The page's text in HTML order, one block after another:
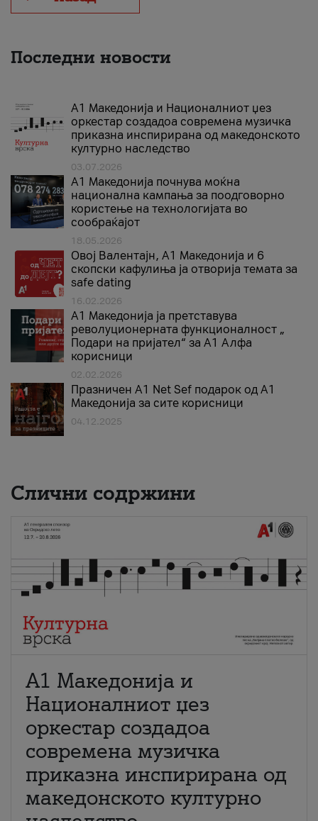
Последни новости
А1 Македонија и Националниот џез
оркестар создадоа современа музичка
приказна инспирирана од македонското
културно наследство
03.07.2026
A1 Македонија почнува моќна
национална кампања за поодговорно
користење на технологијата во
сообраќајот
18.05.2026
Овој Валентајн, A1 Македонија и 6
скопски кафулиња ја отворија темата за
safe dating
16.02.2026
А1 Македонија ја претставува
револуционерната функционалност „
Подари на пријател“ за А1 Алфа
корисници
02.02.2026
Празничен A1 Net Sеf подарок од А1
Македонија за сите корисници
04.12.2025
Слични содржини
А1 Македонија и
Националниот џез
оркестар создадоа
современа музичка
приказна инспирирана од
македонското културно